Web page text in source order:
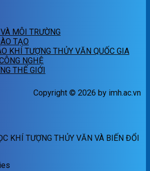
MÔI TRƯỜNG
TẠO
KHÍ TƯỢNG THỦY VĂN QUỐC GIA
NGHỆ
THẾ GIỚI
Copyright © 2026 by imh.ac.vn
KHÍ TƯỢNG THỦY VĂN VÀ BIẾN ĐỔI